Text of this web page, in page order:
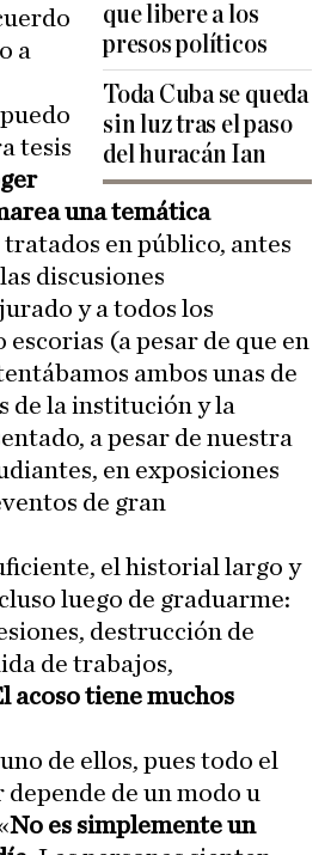
que libere a los
presos políticos
Toda Cuba se queda
sin luz tras el paso
del huracán Ian
a
tesis
una temática
tratados en público, antes
discusiones
y a todos los
(a pesar de que en
ambos unas de
de la institución y la
a pesar de nuestra
en exposiciones
de gran
el historial largo y
luego de graduarme:
destrucción de
de trabajos,
acoso tiene muchos
de ellos, pues todo el
de un modo u
No es simplemente un